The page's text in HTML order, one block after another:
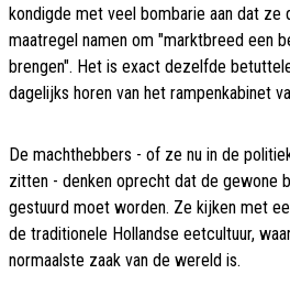
kondigde met veel bombarie aan dat ze
maatregel namen om "marktbreed een
brengen". Het is exact dezelfde
dagelijks horen van het rampenkabinet
De machthebbers - of ze nu in de
zitten - denken oprecht dat de gewone
gestuurd moet worden. Ze kijken met
de traditionele Hollandse eetcultuur,
normaalste zaak van de wereld is.